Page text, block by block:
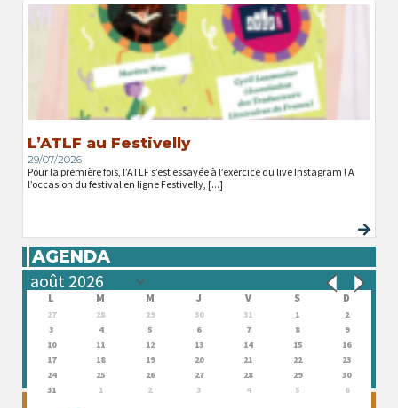
L’ATLF au Festivelly
29/07/2026
Pour la première fois, l’ATLF s’est essayée à l’exercice du live Instagram ! A
l’occasion du festival en ligne Festivelly, [...]
AGENDA
L M M J V S D
27 28 29 30 31 1
2
3
4 5 6 7 8
9
10
11 12 13 14 15
16
17
18 19 20 21 22
23
24
25 26 27 28 29
30
31
1 2 3 4 5 6